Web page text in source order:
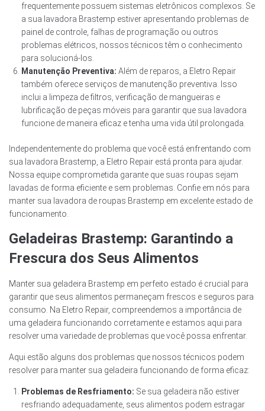
frequentemente possuem sistemas eletrônicos complexos. Se
a sua lavadora Brastemp estiver apresentando problemas de
painel de controle, falhas de programação ou outros
problemas elétricos, nossos técnicos têm o conhecimento
para solucioná-los.
Manutenção Preventiva: Além de reparos, a Eletro Repair
também oferece serviços de manutenção preventiva. Isso
inclui a limpeza de filtros, verificação de mangueiras e
lubrificação de peças móveis para garantir que sua lavadora
funcione de maneira eficaz e tenha uma vida útil prolongada.
Independentemente do problema que você está enfrentando com
sua lavadora Brastemp, a Eletro Repair está pronta para ajudar.
Nossa equipe comprometida garante que suas roupas sejam
lavadas de forma eficiente e sem problemas. Confie em nós para
manter sua lavadora de roupas Brastemp em excelente estado de
funcionamento.
Geladeiras Brastemp: Garantindo a
Frescura dos Seus Alimentos
Manter sua geladeira Brastemp em perfeito estado é crucial para
garantir que seus alimentos permaneçam frescos e seguros para
consumo. Na Eletro Repair, compreendemos a importância de
uma geladeira funcionando corretamente e estamos aqui para
resolver uma variedade de problemas que você possa enfrentar.
Aqui estão alguns dos problemas que nossos técnicos podem
resolver para manter sua geladeira funcionando de forma eficaz:
Problemas de Resfriamento: Se sua geladeira não estiver
resfriando adequadamente, seus alimentos podem estragar